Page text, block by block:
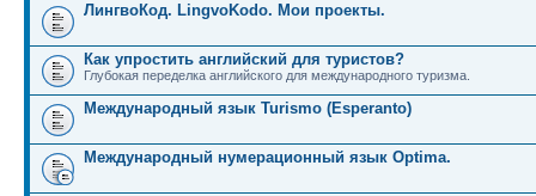
ЛингвоКод. LingvoKodo. Мои проекты.
Как упростить английский для туристов?
Глубокая переделка английского для международного туризма.
Международный язык Turismo (Esperanto)
Международный нумерационный язык Optima.